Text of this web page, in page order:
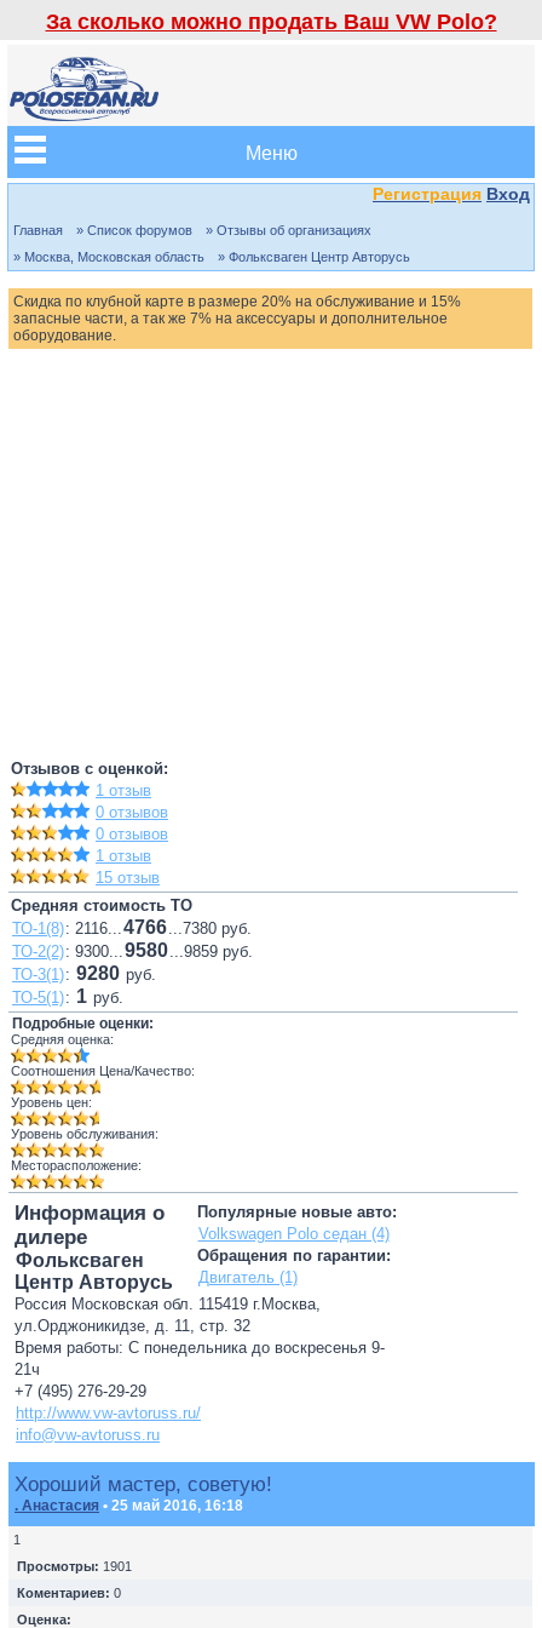
За сколько можно продать Ваш VW Polo?
Меню
Регистрация Вход
Главная » Список форумов
» Отзывы об организациях
» Москва, Московская область
» Фольксваген Центр Авторусь
Скидка по клубной карте в размере 20% на обслуживание и 15%
запасные части, а так же 7% на аксессуары и дополнительное
оборудование.
Отзывов с оценкой:
1 отзыв
0 отзывов
0 отзывов
1 отзыв
15 отзыв
Средняя стоимость ТО
ТО-1(8): 2116...4766...7380 руб.
ТО-2(2): 9300...9580...9859 руб.
ТО-3(1): 9280 руб.
ТО-5(1): 1 руб.
Подробные оценки:
Средняя оценка:
Соотношения Цена/Качество:
Уровень цен:
Уровень обслуживания:
Месторасположение:
Популярные новые авто:
Volkswagen Polo седан (4)
Обращения по гарантии:
Двигатель (1)
Информация о
дилере
Фольксваген
Центр Авторусь
Россия Московская обл. 115419 г.Москва,
ул.Орджоникидзе, д. 11, стр. 32
Время работы: С понедельника до воскресенья 9-
21ч
+7 (495) 276-29-29
http://www.vw-avtoruss.ru/
info@vw-avtoruss.ru
Хороший мастер, советую!
. Анастасия • 25 май 2016, 16:18
1
Просмотры: 1901
Коментариев: 0
Оценка: